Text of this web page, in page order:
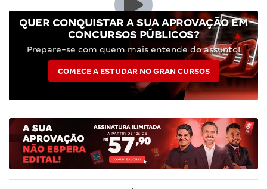
QUER CONQUISTAR A SUA APROVAÇÃO EM
CONCURSOS PÚBLICOS?
Prepare-se com quem mais entende do assunto!
COMECE A ESTUDAR NO GRAN CURSOS